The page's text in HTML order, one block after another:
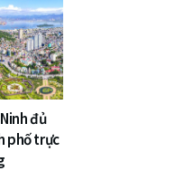
đủ
phố trực